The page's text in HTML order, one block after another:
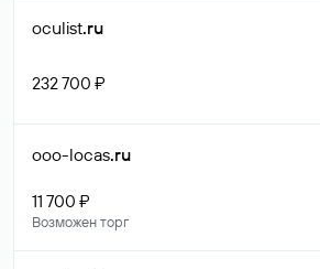
oculist.ru
232 700 ₽
ooo-locas.ru
11 700 ₽
Возможен торг